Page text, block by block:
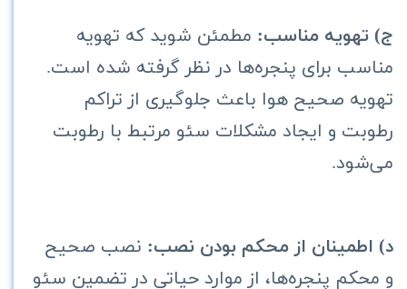
ج) تهویه مناسب: مطمئن شوید که تهویه
مناسب برای پنجره‌ها در نظر گرفته شده است.
تهویه صحیح هوا باعث جلوگیری از تراکم
رطوبت و ایجاد مشکلات سئو مرتبط با رطوبت
می‌شود.
د) اطمینان از محکم بودن نصب: نصب صحیح
و محکم پنجره‌ها، از موارد حیاتی در تضمین سئو